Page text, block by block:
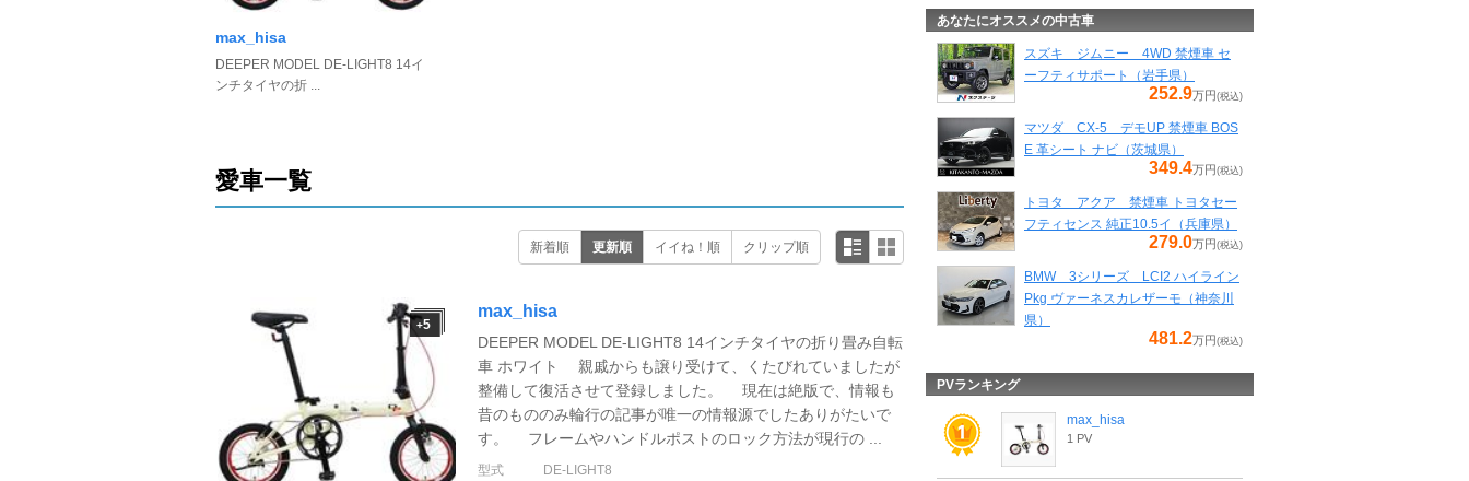
max_hisa
DEEPER MODEL DE-LIGHT8 14イ
ンチタイヤの折 ...
愛車一覧
新着順 更新順 イイね！順 クリップ順
+5
max_hisa
DEEPER MODEL DE-LIGHT8 14インチタイヤの折り畳み自転
車 ホワイト 親戚からも譲り受けて、くたびれていましたが
整備して復活させて登録しました。 現在は絶版で、情報も
昔のもののみ輪行の記事が唯一の情報源でしたありがたいで
す。 フレームやハンドルポストのロック方法が現行の ...
型式
DE-LIGHT8
あなたにオススメの中古車
スズキ ジムニー 4WD 禁煙車 セ
ーフティサポート（岩手県）
252.9万円 (税込)
マツダ CX-5 デモUP 禁煙車 BOS
E 革シート ナビ（茨城県）
349.4万円 (税込)
トヨタ アクア 禁煙車 トヨタセー
フティセンス 純正10.5イ（兵庫県）
279.0万円 (税込)
BMW 3シリーズ LCI2 ハイライン
Pkg ヴァーネスカレザーモ（神奈川
県）
481.2万円 (税込)
PVランキング
max_hisa
1 PV